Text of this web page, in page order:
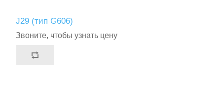
J29 (тип G606)
Звоните, чтобы узнать цену